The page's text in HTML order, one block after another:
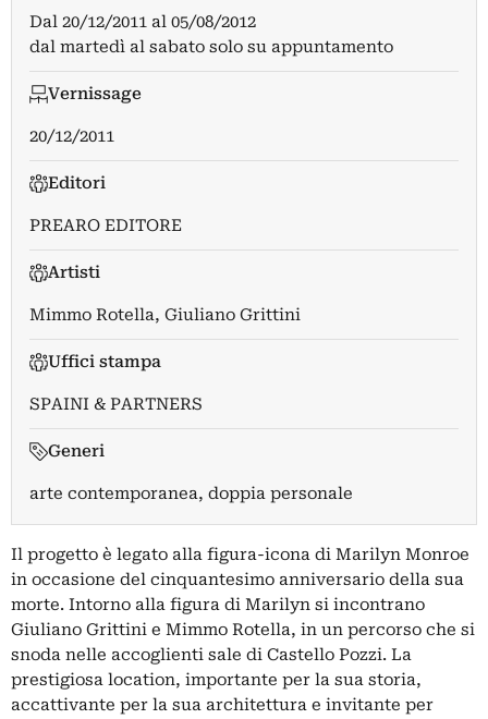
Dal 20/12/2011 al 05/08/2012
dal martedì al sabato solo su appuntamento
Vernissage
20/12/2011
Editori
PREARO EDITORE
Artisti
Mimmo Rotella, Giuliano Grittini
Uffici stampa
SPAINI & PARTNERS
Generi
arte contemporanea, doppia personale
Il progetto è legato alla figura-icona di Marilyn Monroe
in occasione del cinquantesimo anniversario della sua
morte. Intorno alla figura di Marilyn si incontrano
Giuliano Grittini e Mimmo Rotella, in un percorso che si
snoda nelle accoglienti sale di Castello Pozzi. La
prestigiosa location, importante per la sua storia,
accattivante per la sua architettura e invitante per